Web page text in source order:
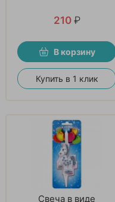
210 ₽
В корзину
Купить в 1 клик
Свеча в виде